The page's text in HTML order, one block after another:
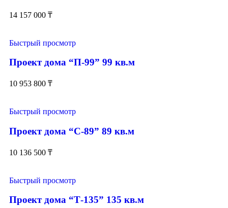
14 157 000 ₸
Быстрый просмотр
Проект дома “П-99” 99 кв.м
10 953 800 ₸
Быстрый просмотр
Проект дома “С-89” 89 кв.м
10 136 500 ₸
Быстрый просмотр
Проект дома “Т-135” 135 кв.м